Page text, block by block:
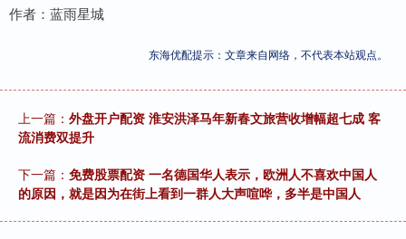
作者：蓝雨星城
东海优配提示：文章来自网络，不代表本站观点。
上一篇： 外盘开户配资 淮安洪泽马年新春文旅营收增幅超七成 客
流消费双提升
下一篇： 免费股票配资 一名德国华人表示，欧洲人不喜欢中国人
的原因，就是因为在街上看到一群人大声喧哗，多半是中国人